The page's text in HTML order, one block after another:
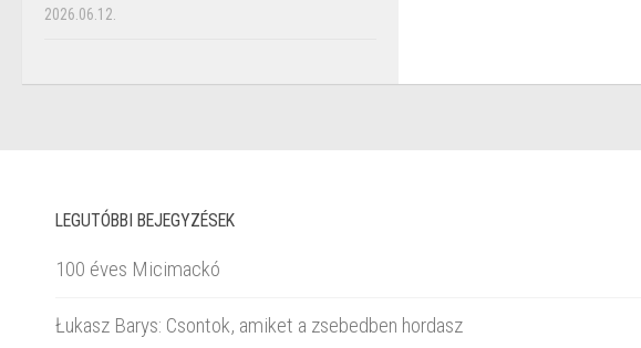
2026.06.12.
LEGUTÓBBI BEJEGYZÉSEK
100 éves Micimackó
Łukasz Barys: Csontok, amiket a zsebedben hordasz